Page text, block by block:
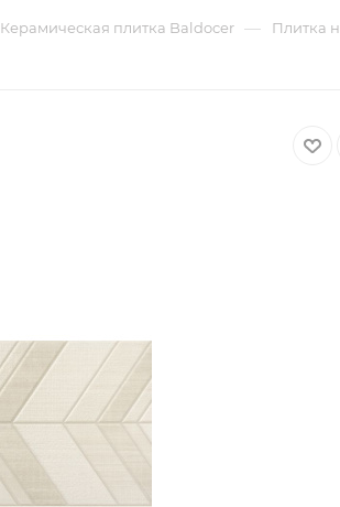
Керамическая плитка Baldocer — Плитка